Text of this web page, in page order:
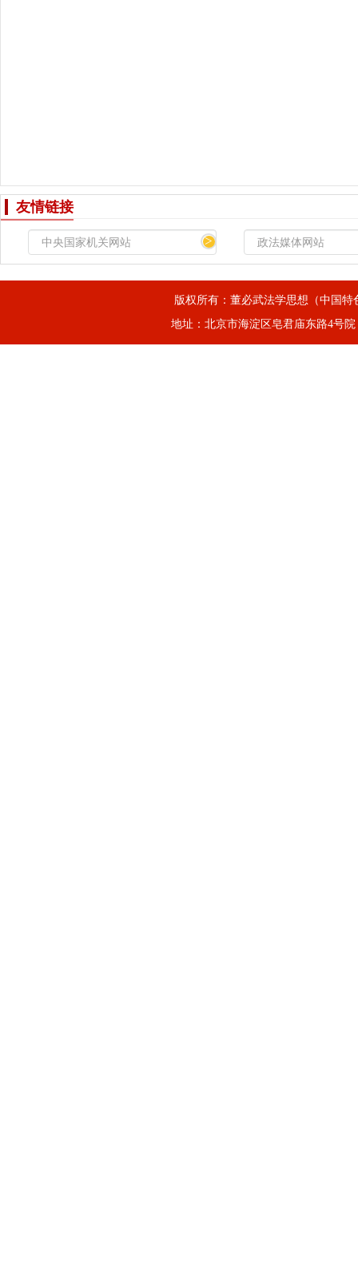
友情链接
>
版权所有：董必武法学思想（中国
地址：北京市海淀区皂君庙东路4号院